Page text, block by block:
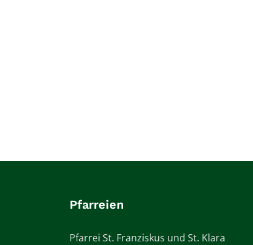
Pfarreien
Pfarrei St. Franziskus und St. Klara